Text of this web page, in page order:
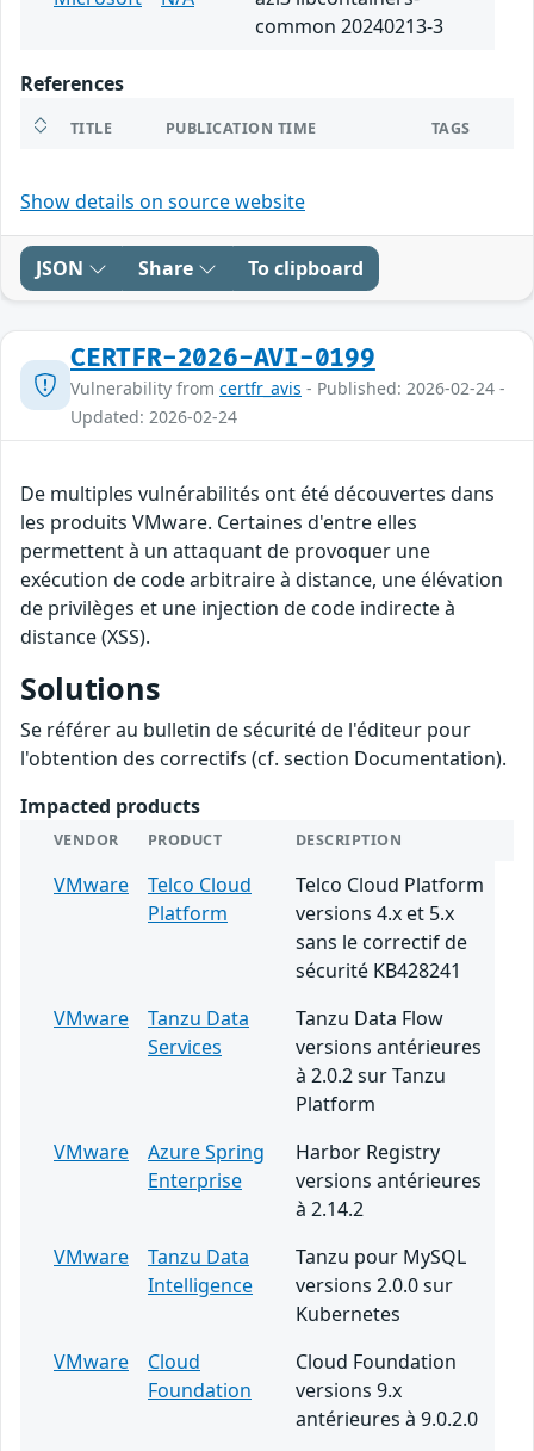
common 20240213-3
References
TITLE PUBLICATION TIME TAGS
Show details on source website
JSON Share To clipboard
CERTFR-2026-AVI-0199
Vulnerability from certfr_avis - Published: 2026-02-24 -
Updated: 2026-02-24
De multiples vulnérabilités ont été découvertes dans
les produits VMware. Certaines d'entre elles
permettent à un attaquant de provoquer une
exécution de code arbitraire à distance, une élévation
de privilèges et une injection de code indirecte à
distance (XSS).
Solutions
Se référer au bulletin de sécurité de l'éditeur pour
l'obtention des correctifs (cf. section Documentation).
Impacted products
VENDOR PRODUCT DESCRIPTION
VMware
Telco Cloud
Platform
Telco Cloud Platform
versions 4.x et 5.x
sans le correctif de
sécurité KB428241
VMware
Tanzu Data
Services
Tanzu Data Flow
versions antérieures
à 2.0.2 sur Tanzu
Platform
VMware
Azure Spring
Enterprise
Harbor Registry
versions antérieures
à 2.14.2
VMware
Tanzu Data
Intelligence
Tanzu pour MySQL
versions 2.0.0 sur
Kubernetes
VMware
Cloud
Foundation
Cloud Foundation
versions 9.x
antérieures à 9.0.2.0